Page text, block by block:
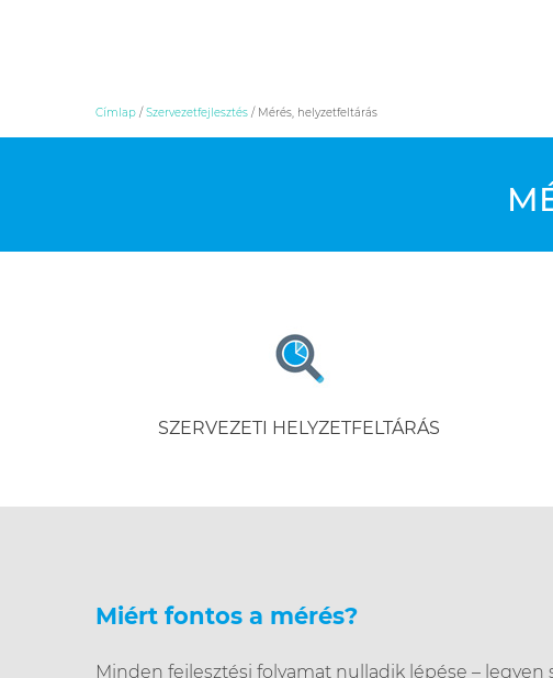
Címlap /Szervezetfejlesztés / Mérés, helyzetfeltárás
SZERVEZETI HELYZETFELTÁRÁS
Miért fontos a mérés?
Minden fejlesztési folyamat nulladik lépése – legyen